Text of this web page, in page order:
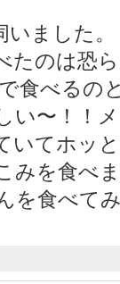
いました
たのは恐
食べるの
い〜！！
いてホッ
みを食べ
を食べて